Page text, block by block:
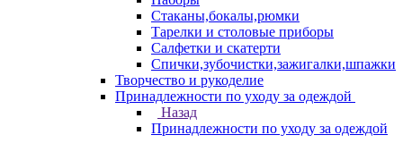
Стаканы,бокалы,рюмки
Тарелки и столовые приборы
Салфетки и скатерти
Спички,зубочистки,зажигалки,шпажки
Творчество и рукоделие
Принадлежности по уходу за одеждой
Назад
Принадлежности по уходу за одеждой